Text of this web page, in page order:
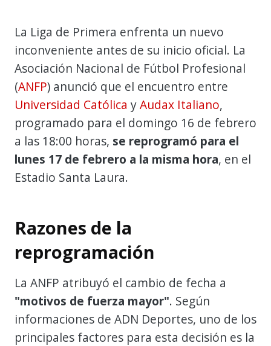
La Liga de Primera enfrenta un nuevo
inconveniente antes de su inicio oficial. La
Asociación Nacional de Fútbol Profesional
(ANFP) anunció que el encuentro entre
Universidad Católica yAudax Italiano,
programado para el domingo 16 de febrero
a las 18:00 horas, se reprogramó para el
lunes 17 de febrero a la misma hora, en el
Estadio Santa Laura.
Razones de la
reprogramación
La ANFP atribuyó el cambio de fecha a
"motivos de fuerza mayor". Según
informaciones de ADN Deportes, uno de los
principales factores para esta decisión es la